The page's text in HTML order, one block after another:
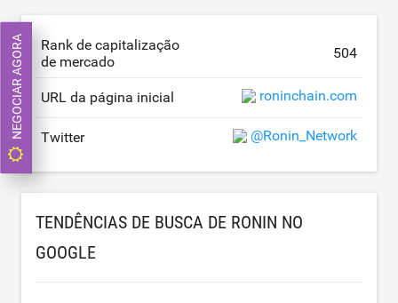
Rank de capitalização
de mercado
504
URL da página inicial roninchain.com
Twitter @Ronin_Network
TENDÊNCIAS DE BUSCA DE RONIN NO
GOOGLE
NEGOCIAR AGORA